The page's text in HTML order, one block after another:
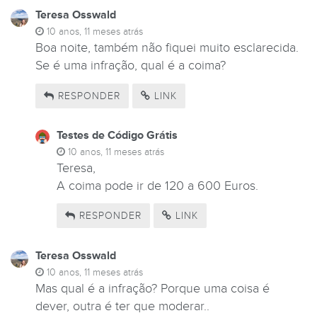
Teresa Osswald
10 anos, 11 meses atrás
Boa noite, também não fiquei muito esclarecida.
Se é uma infração, qual é a coima?
RESPONDER LINK
Testes de Código Grátis
10 anos, 11 meses atrás
Teresa,
A coima pode ir de 120 a 600 Euros.
RESPONDER LINK
Teresa Osswald
10 anos, 11 meses atrás
Mas qual é a infração? Porque uma coisa é
dever, outra é ter que moderar..